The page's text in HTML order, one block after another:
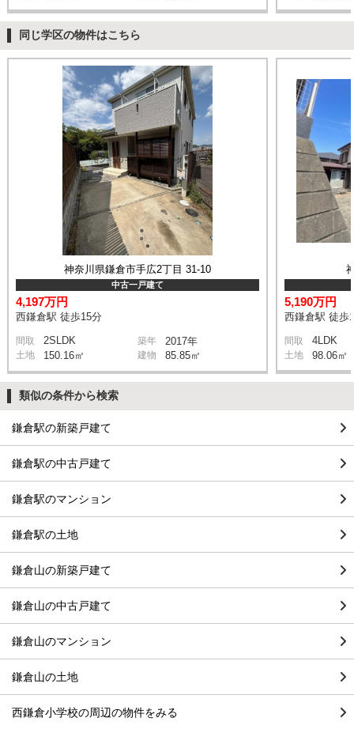
同じ学区の物件はこちら
神奈川県鎌倉市手広2丁目 31-10
中古一戸建て
4,197万円
西鎌倉駅 徒歩15分
間取 2SLDK 築年 2017年
土地 150.16㎡ 建物 85.85㎡
5,190万円
西鎌倉駅 徒歩
間取 4LDK
土地 98.06㎡
類似の条件から検索
鎌倉駅の新築戸建て
鎌倉駅の中古戸建て
鎌倉駅のマンション
鎌倉駅の土地
鎌倉山の新築戸建て
鎌倉山の中古戸建て
鎌倉山のマンション
鎌倉山の土地
西鎌倉小学校の周辺の物件をみる